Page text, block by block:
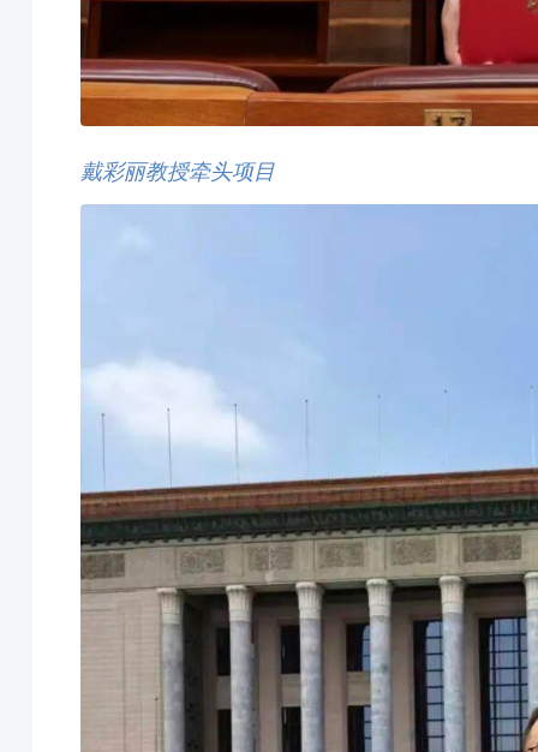
戴彩丽教授牵头项目